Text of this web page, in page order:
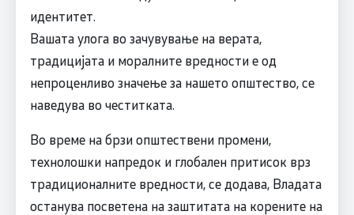
идентитет.
Вашата улога во зачувување на верата,
традицијата и моралните вредности е од
непроценливо значење за нашето општество, се
наведува во честитката.
Во време на брзи општествени промени,
технолошки напредок и глобален притисок врз
традиционалните вредности, се додава, Владата
останува посветена на заштитата на корените на